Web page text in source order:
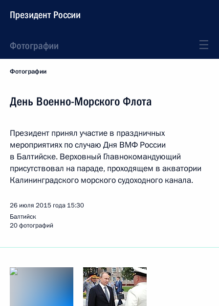
Президент России
Фотографии
Фотографии
День Военно-Морского Флота
Президент принял участие в праздничных
мероприятиях по случаю Дня ВМФ России
в Балтийске. Верховный Главнокомандующий
присутствовал на параде, проходящем в акватории
Калининградского морского судоходного канала.
26 июля 2015 года 15:30
Балтийск
20 фотографий